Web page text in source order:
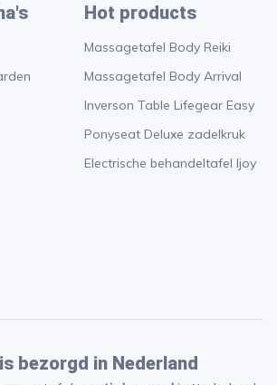
Hot products
Massagetafel Body Reiki
Massagetafel Body Arrival
Inverson Table Lifegear Easy
Ponyseat Deluxe zadelkruk
Electrische behandeltafel Ijoy
bezorgd in Nederland